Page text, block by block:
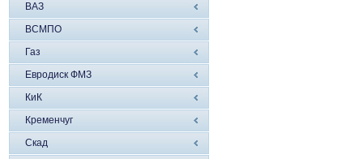
ВАЗ
ВСМПО
Газ
Евродиск ФМЗ
КиК
Кременчуг
Скад